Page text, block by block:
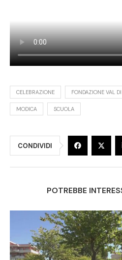
CELEBRAZIONE FONDAZIONE VAL
MODICA SCUOLA
CONDIVIDI
POTREBBE